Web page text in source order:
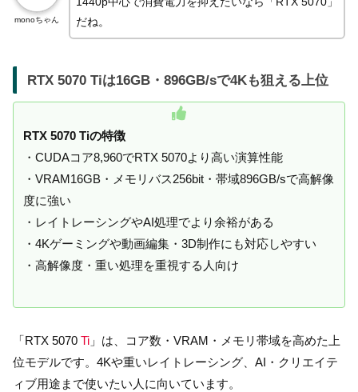
monoちゃん
だね。
RTX 5070 Tiは16GB・896GB/sで4Kも狙える上位
RTX 5070 Tiの特徴
・CUDAコア8,960でRTX 5070より高い演算性能
・VRAM16GB・メモリバス256bit・帯域896GB/sで高解像
度に強い
・レイトレーシングやAI処理でより余裕がある
・4Kゲーミングや動画編集・3D制作にも対応しやすい
・高解像度・重い処理を重視する人向け
「RTX 5070 Ti 」は、コア数・VRAM・メモリ帯域を高めた上
位モデルです。4Kや重いレイトレーシング、AI・クリエイテ
ィブ用途まで使いたい人に向いています。